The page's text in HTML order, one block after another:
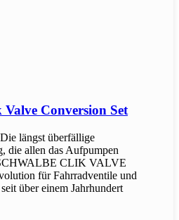
Conversion Set
längst überfällige
die allen das Aufpumpen
CLIK VALVE
für Fahrradventile und
über einem Jahrhundert